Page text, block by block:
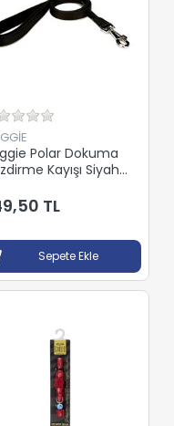
Polar Dokuma
Kayışı Siyah
TL
Sepete Ekle